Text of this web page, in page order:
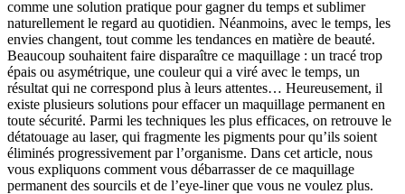
comme une solution pratique pour gagner du temps et sublimer
naturellement le regard au quotidien. Néanmoins, avec le temps, les
envies changent, tout comme les tendances en matière de beauté.
Beaucoup souhaitent faire disparaître ce maquillage : un tracé trop
épais ou asymétrique, une couleur qui a viré avec le temps, un
résultat qui ne correspond plus à leurs attentes… Heureusement, il
existe plusieurs solutions pour effacer un maquillage permanent en
toute sécurité. Parmi les techniques les plus efficaces, on retrouve le
détatouage au laser, qui fragmente les pigments pour qu’ils soient
éliminés progressivement par l’organisme. Dans cet article, nous
vous expliquons comment vous débarrasser de ce maquillage
permanent des sourcils et de l’eye-liner que vous ne voulez plus.